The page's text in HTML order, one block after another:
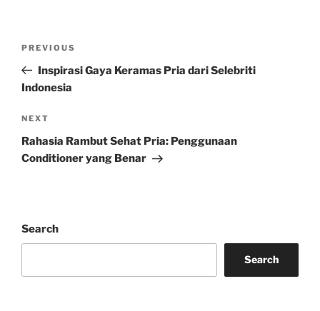
Previous
Post
PREVIOUS
Inspirasi Gaya Keramas Pria dari Selebriti
Indonesia
Next
Post
NEXT
Rahasia Rambut Sehat Pria: Penggunaan
Conditioner yang Benar
Search
Search